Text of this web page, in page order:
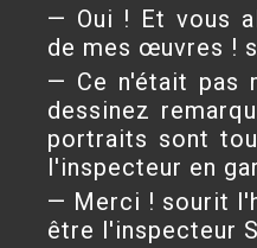
— Oui ! Et vous
de mes œuvres !
— Ce n'était pas
dessinez
portraits sont
l'inspecteur en
— Merci ! sourit
être l'inspecteur